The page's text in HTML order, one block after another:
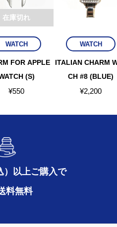
WATCH
FOR APPLE
(S)
¥550
在庫切れ
WATCH
ITALIAN CHARM
CH #8 (BLUE)
¥2,200
）以上ご購入で
料無料